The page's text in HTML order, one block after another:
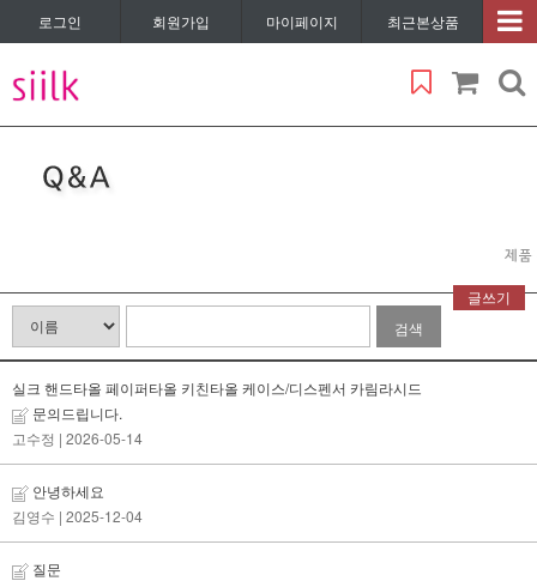
로그인 회원가입 마이페이지 최근본상품
글쓰기
검색
실크 핸드타올 페이퍼타올 키친타올 케이스/디스펜서 카림라시드
문의드립니다.
고수정 | 2026-05-14
안녕하세요
김영수 | 2025-12-04
질문